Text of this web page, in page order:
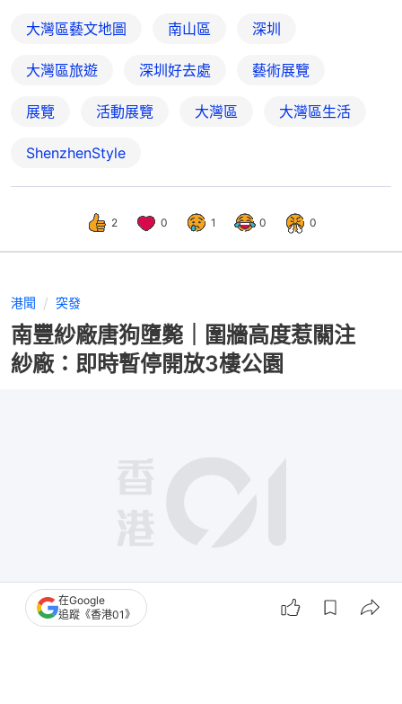
大灣區藝文地圖 南山區 深圳
大灣區旅遊 深圳好去處 藝術展覽
展覽 活動展覽 大灣區 大灣區生活
ShenzhenStyle
2 0 1 0 0
港聞 突發
南豐紗廠唐狗墮斃｜圍牆高度惹關注
紗廠：即時暫停開放3樓公園
在Google
追蹤《香港01》